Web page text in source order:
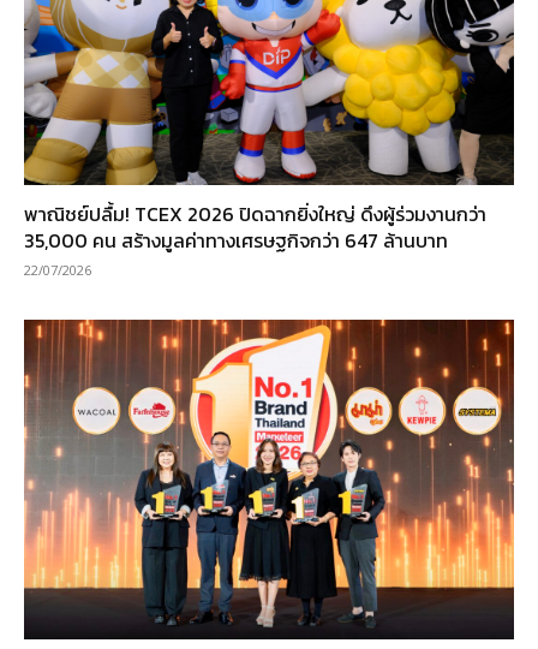
พาณิชย์ปลื้ม! TCEX 2026 ปิดฉากยิ่งใหญ่ ดึงผู้ร่วมงานกว่า
35,000 คน สร้างมูลค่าทางเศรษฐกิจกว่า 647 ล้านบาท
22/07/2026